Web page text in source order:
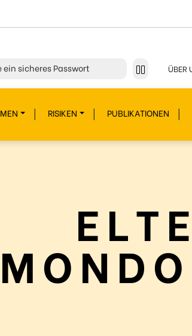
ein sicheres Passwort
jeden deiner Klicks
was du postest
andere
auch mal eine Pause
Bleib nicht allein!
ÜBER
RISIKEN PUBLIKATIONEN